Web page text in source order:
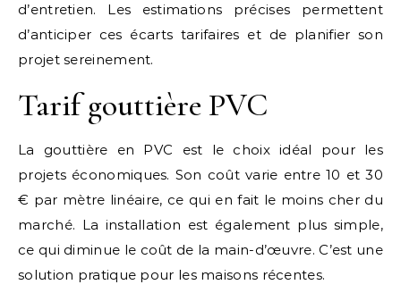
d’entretien. Les estimations précises permettent
d’anticiper ces écarts tarifaires et de planifier son
projet sereinement.
Tarif gouttière PVC
La gouttière en PVC est le choix idéal pour les
projets économiques. Son coût varie entre 10 et 30
€ par mètre linéaire, ce qui en fait le moins cher du
marché. La installation est également plus simple,
ce qui diminue le coût de la main-d’œuvre. C’est une
solution pratique pour les maisons récentes.